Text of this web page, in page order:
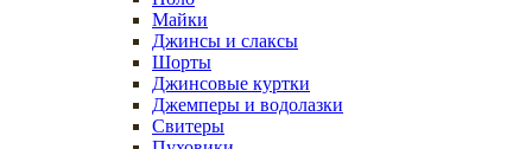
Майки
Джинсы и слаксы
Шорты
Джинсовые куртки
Джемперы и водолазки
Свитеры